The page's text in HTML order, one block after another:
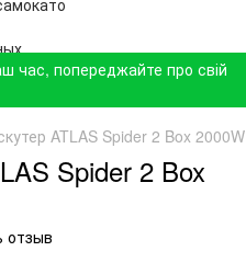
час, попереджайте про свій
ATLAS Spider 2 Box
Spider 2 Box
отзыв